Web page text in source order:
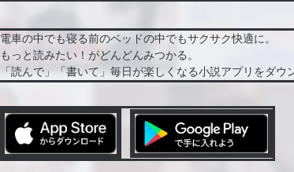
電車の中でも寝る前のベッドの中でもサクサク快適に。
もっと読みたい！がどんどんみつかる。
「読んで」「書いて」毎日が楽しくなる小説アプリをダウ